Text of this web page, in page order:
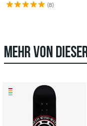
(8)
MEHR VON